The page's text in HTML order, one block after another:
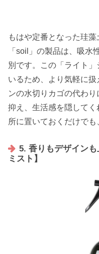
もはや定番となった珪
「soil」の製品は、吸水
別です。この「ライト
いるため、より気軽に
ンの水切りカゴの代わ
抑え、生活感を隠して
所に置いておくだけでも
5. 香りもデザイン
ミスト】